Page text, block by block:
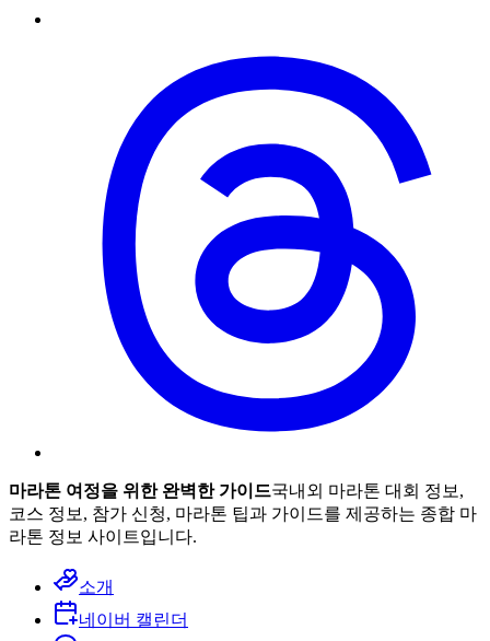
마라톤 여정을 위한 완벽한 가이드국내외 마라톤 대회 정보,
코스 정보, 참가 신청, 마라톤 팁과 가이드를 제공하는 종합 마
라톤 정보 사이트입니다.
소개
네이버 캘린더